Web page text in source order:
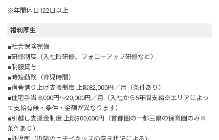
※年間休日122日以上
福利厚生
■社会保険完備
■研修制度（入社時研修、フォローアップ研修など）
■制服貸与
■時短勤務（育児時間）
■宿舎借り上げ支援制度 上限82,000円／月（条件あり）
■住宅手当 8,000円～20,000円／月（入社から5年間支給※エリアによっ
て支給有無・条件・金額が異なります）
■引越し支援金制度 上限300,000円（首都圏の一都三県の保育園のみ※
条件あり）